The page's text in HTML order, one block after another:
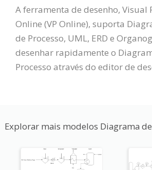
A ferramenta de desenho, Visual
Online (VP Online), suporta
de Processo, UML, ERD e
desenhar rapidamente o
Processo através do editor de
Explorar mais modelos Diagrama